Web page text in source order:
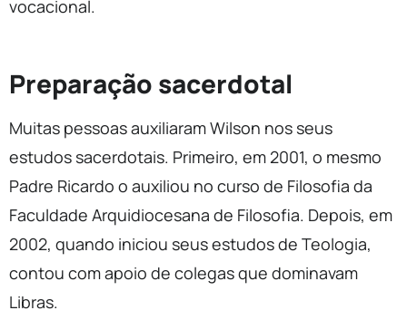
vocacional.
Preparação sacerdotal
Muitas pessoas auxiliaram Wilson nos seus
estudos sacerdotais. Primeiro, em 2001, o mesmo
Padre Ricardo o auxiliou no curso de Filosofia da
Faculdade Arquidiocesana de Filosofia. Depois, em
2002, quando iniciou seus estudos de Teologia,
contou com apoio de colegas que dominavam
Libras.